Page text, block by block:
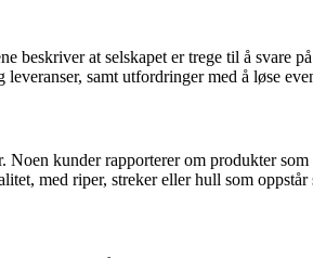
at selskapet er trege til å svare
samt utfordringer med å løse
kunder rapporterer om produkter
med riper, streker eller hull som